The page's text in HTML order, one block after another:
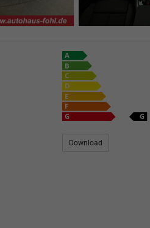
Download